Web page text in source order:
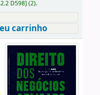
D598] (2).
carrinho